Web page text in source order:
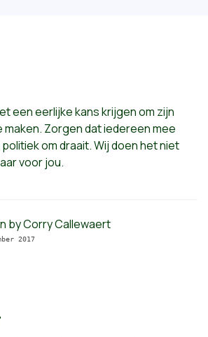
een eerlijke kans krijgen om zijn
maken. Zorgen dat iedereen mee
om draait. Wij doen het niet
voor jou.
byCorry Callewaert
2017